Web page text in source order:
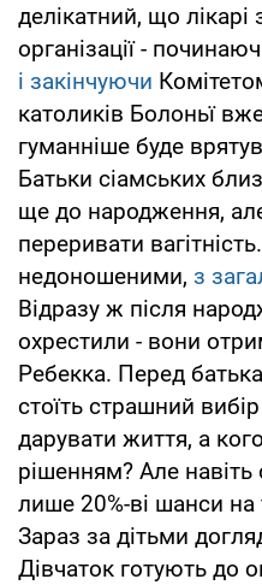
делікатний, що лікарі
організації -
і закінчуючи
католиків Болоньї
гуманніше буде
Батьки сіамських
ще до народження,
переривати
недоношеними, з
Відразу ж після
охрестили - вони
Ребекка. Перед
стоїть страшний вибір
дарувати життя, а
рішенням? Але навіть
лише 20%-ві шанси
Зараз за дітьми
Дівчаток готують до